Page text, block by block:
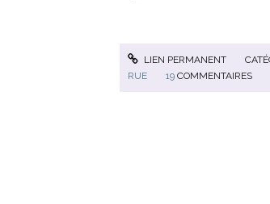
LIEN PERMANENT
RUE
19 COMMENTAIRES